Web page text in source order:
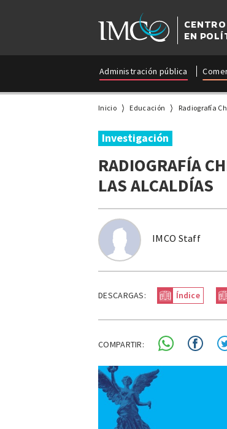
EN
Administración pública
Inicio Educación Radiografía
Investigación
RADIOGRAFÍA
LAS ALCALDÍAS
IMCO Staff
DESCARGAS: Índice
COMPARTIR: